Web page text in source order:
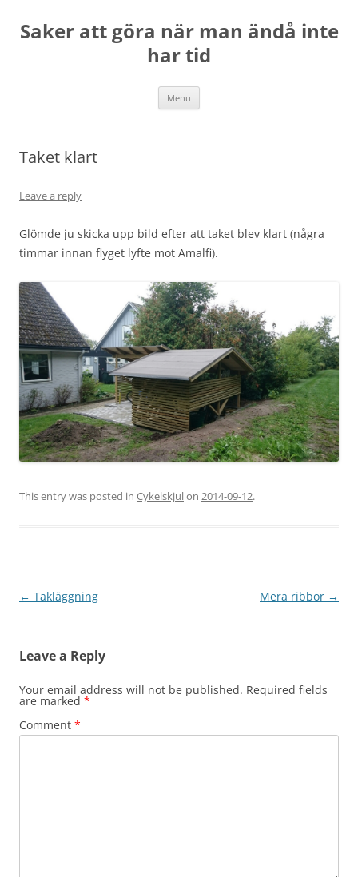
content
Saker att göra när man ändå inte
har tid
Menu
Taket klart
Leave a reply
Glömde ju skicka upp bild efter att taket blev klart (några
timmar innan flyget lyfte mot Amalfi).
This entry was posted in Cykelskjulon 2014-09-12.
Post
← Takläggning Mera ribbor →
Leave a Reply
Your email address will not be published. Required fields
are marked *
Comment *